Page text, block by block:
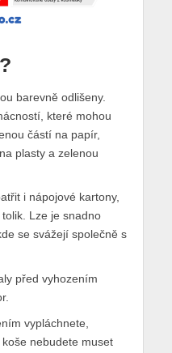
barevně odlišeny.
které mohou
částí na papír,
plasty a zelenou
i nápojové kartony,
Lze je snadno
se svážejí společně s
před vyhozením
vypláchnete,
nebudete muset